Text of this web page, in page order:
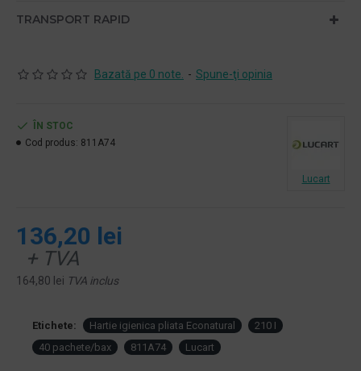
TRANSPORT RAPID
Bazată pe 0 note. - Spune-ţi opinia
136,20 lei
+ TVA
164,80 lei TVA inclus
ÎN STOC
Cod produs: 811A74
Lucart
Etichete: Hartie igienica pliata Econatural
210 I
40 pachete/bax
811A74 Lucart